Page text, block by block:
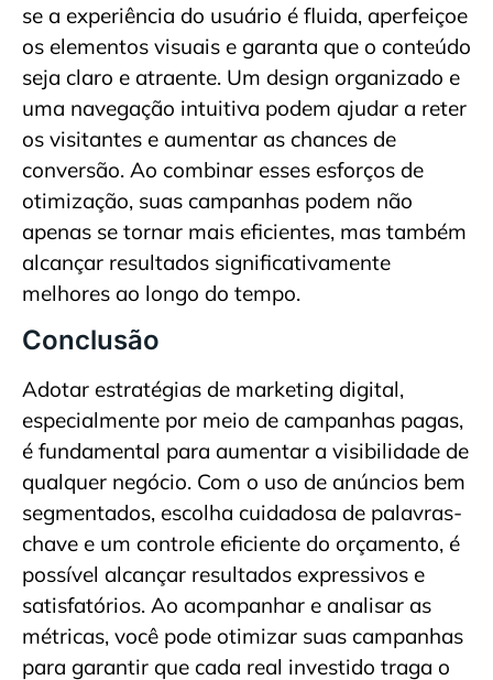
se a experiência do usuário é fluida, aperfeiçoe
os elementos visuais e garanta que o conteúdo
seja claro e atraente. Um design organizado e
uma navegação intuitiva podem ajudar a reter
os visitantes e aumentar as chances de
conversão. Ao combinar esses esforços de
otimização, suas campanhas podem não
apenas se tornar mais eficientes, mas também
alcançar resultados significativamente
melhores ao longo do tempo.
Conclusão
Adotar estratégias de marketing digital,
especialmente por meio de campanhas pagas,
é fundamental para aumentar a visibilidade de
qualquer negócio. Com o uso de anúncios bem
segmentados, escolha cuidadosa de palavras-
chave e um controle eficiente do orçamento, é
possível alcançar resultados expressivos e
satisfatórios. Ao acompanhar e analisar as
métricas, você pode otimizar suas campanhas
para garantir que cada real investido traga o